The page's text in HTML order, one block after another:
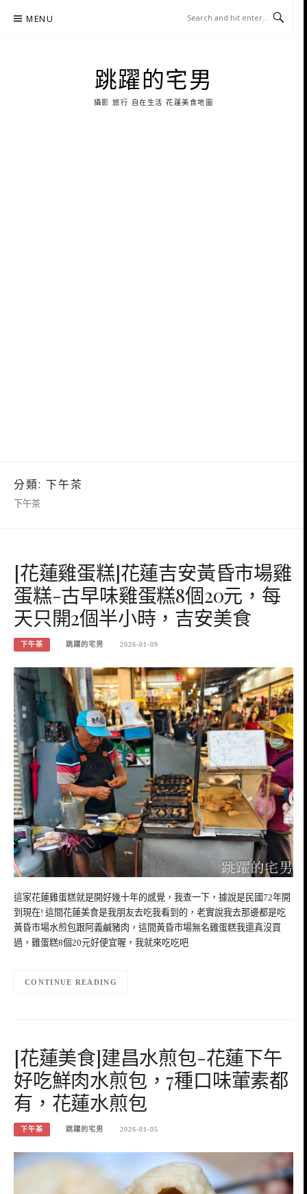
MENU
跳躍的宅男
攝影 旅行 自在生活 花蓮美食地圖
分類: 下午茶
下午茶
[花蓮雞蛋糕]花蓮吉安黃昏市場雞
蛋糕-古早味雞蛋糕8個20元，每
天只開2個半小時，吉安美食
下午茶 跳躍的宅男 2026-01-09
這家花蓮雞蛋糕就是開好幾十年的感覺，我查一下，據說是民國72年開
到現在! 這間花蓮美食是我朋友去吃我看到的，老實說我去那邊都是吃
黃昏市場水煎包跟阿義鹹豬肉，這間黃昏市場無名雞蛋糕我還真沒買
過，雞蛋糕8個20元好便宜喔，我就來吃吃吧
CONTINUE READING
[花蓮美食]建昌水煎包-花蓮下午
好吃鮮肉水煎包，7種口味葷素都
有，花蓮水煎包
下午茶 跳躍的宅男 2026-01-05